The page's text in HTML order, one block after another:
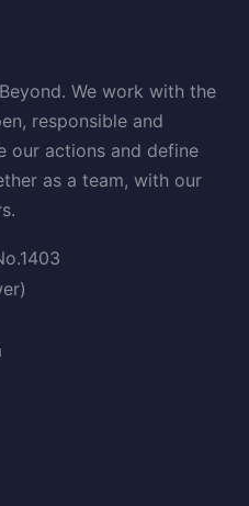
We work with the
responsible and
our actions and define
as a team, with our